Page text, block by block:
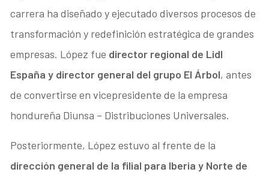
carrera ha diseñado y ejecutado diversos procesos de
transformación y redefinición estratégica de grandes
empresas. López fue director regional de Lidl
España y director general del grupo El Árbol, antes
de convertirse en vicepresidente de la empresa
hondureña Diunsa – Distribuciones Universales.
Posteriormente, López estuvo al frente de la
dirección general de la filial para Iberia y Norte de